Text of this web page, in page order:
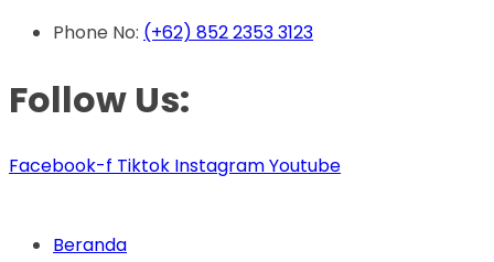
Phone No: (+62) 852 2353 3123
Follow Us:
Facebook-f Tiktok InstagramYoutube
Beranda